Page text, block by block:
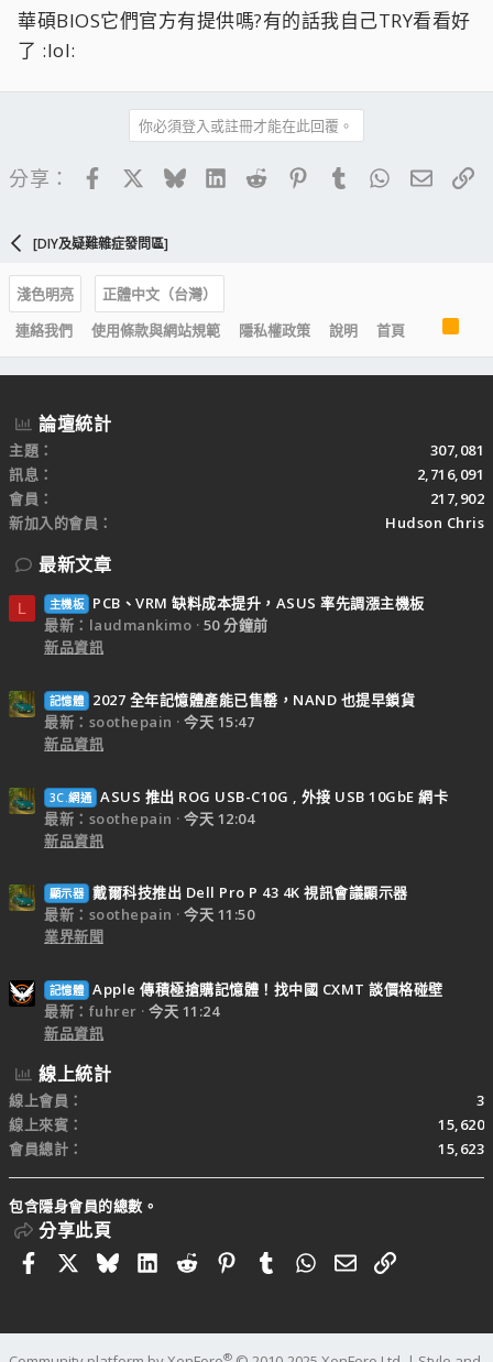
華碩BIOS它們官方有提供嗎?有的話我自己TRY看看好
了 :lol:
你必須登入或註冊才能在此回覆。
分享： FacebookBlueskyLinkedIn
Reddit PinterestTumblrWhatsApp
電子
[DIY及疑難雜症發問區]
淺色明亮
正體中文（台灣）
連絡我們
使用條款與網站規範 隱私權政策 說明 首頁
R
S
S
論壇統計
主題
307,081
訊息
2,716,091
會員
217,902
新加入的會員
Hudson Chris
最新文章
L 主機板
PCB、VRM 缺料成本提升，ASUS 率先調漲主機板
最新：laudmankimo
50 分鐘前
新品資訊
記憶體
2027 全年記憶體產能已售罄，NAND 也提早鎖貨
最新：soothepain
今天 15:47
新品資訊
3C.網通 ASUS 推出 ROG USB-C10G , 外接 USB 10GbE 網卡
最新：soothepain
今天 12:04
新品資訊
顯示器 戴爾科技推出 Dell Pro P 43 4K 視訊會議顯示器
最新：soothepain
今天 11:50
業界新聞
記憶體 Apple 傳積極搶購記憶體！找中國 CXMT 談價格碰壁
最新：fuhrer
今天 11:24
新品資訊
線上統計
線上會員
3
線上來賓
15,620
會員總計
15,623
包含隱身會員的總數。
分享此頁
FacebookBlueskyLinkedIn
RedditPinterestTumblrWhatsApp
電子郵件
連結
®